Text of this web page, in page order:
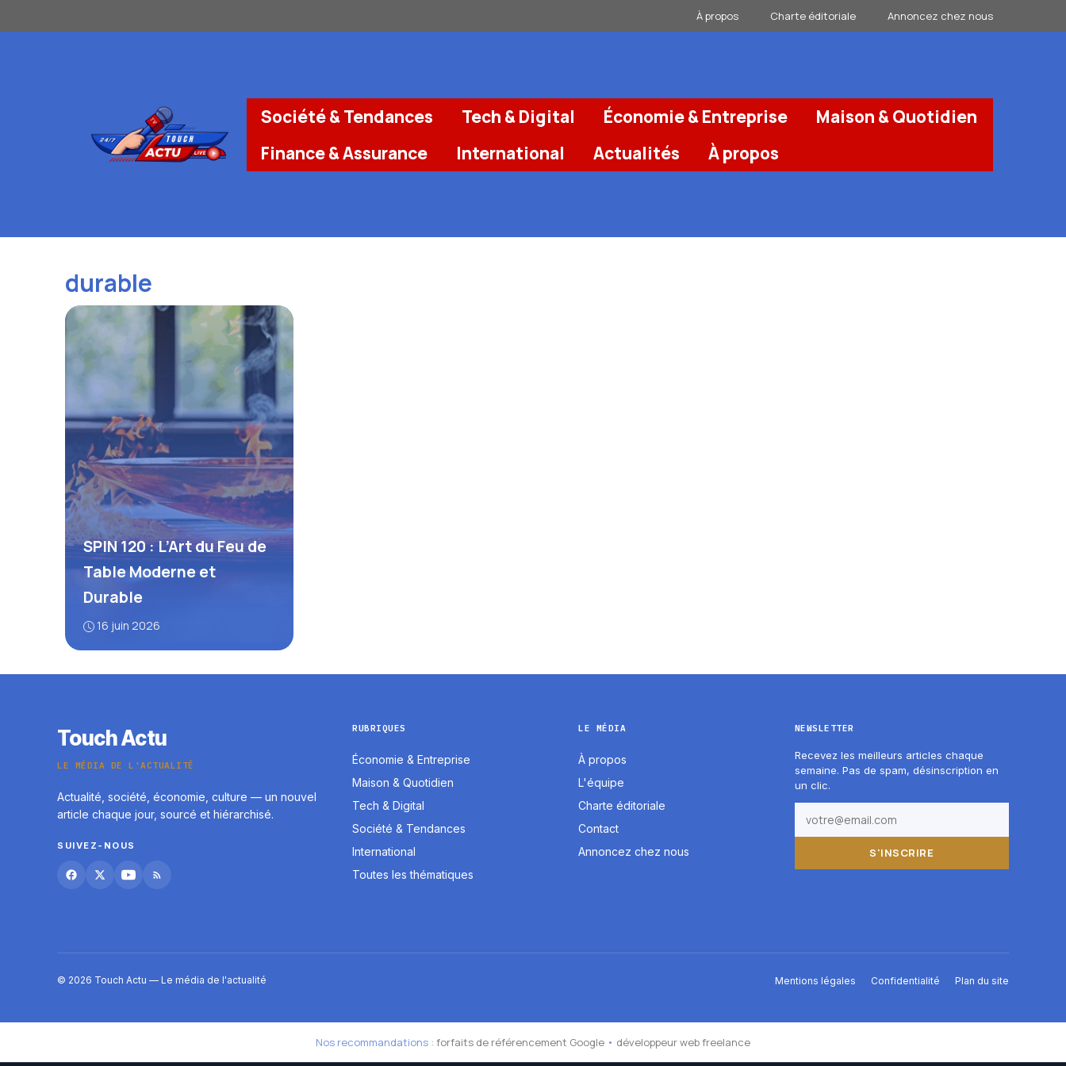
au
À propos Charte éditoriale Annoncez chez nous
Société & Tendances Tech & Digital Économie & Entreprise
Maison & Quotidien
Finance & Assurance
International Actualités À propos
durable
SPIN 120 : L’Art du Feu de
Table Moderne et
Durable
16 juin 2026
Touch Actu
LE MÉDIA DE L'ACTUALITÉ
Actualité, société, économie, culture — un nouvel
article chaque jour, sourcé et hiérarchisé.
SUIVEZ-NOUS
RUBRIQUES
Économie & Entreprise
Maison & Quotidien
Tech & Digital
Société & Tendances
International
Toutes les thématiques
LE MÉDIA
À propos
L'équipe
Charte éditoriale
Contact
Annoncez chez nous
NEWSLETTER
Recevez les meilleurs articles chaque
semaine. Pas de spam, désinscription en
un clic.
S'INSCRIRE
© 2026 Touch Actu — Le média de l'actualité Mentions légales Confidentialité Plan du site
Nos recommandations : forfaits de référencement Google • développeur web freelance